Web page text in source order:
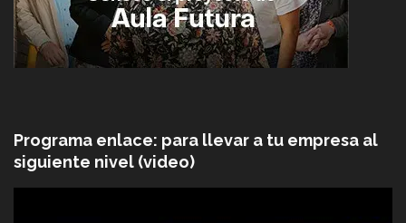
Programa enlace: para llevar a tu empresa al
siguiente nivel (video)